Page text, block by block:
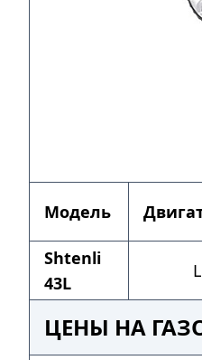
Модель
Shtenli
43L
ЦЕНЫ НА